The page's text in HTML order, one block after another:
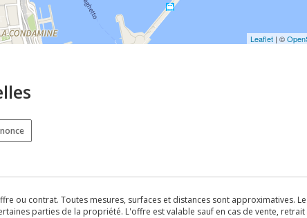
Leaflet | ©
ou contrat. Toutes mesures, surfaces et distances sont approximatives.
parties de la propriété. L'offre est valable sauf en cas de vente,